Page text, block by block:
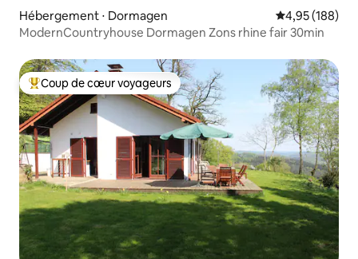
Hébergement ⋅ Dormagen Évaluation
4,95 (188)
ModernCountryhouse Dormagen Zons rhine fair 30min
Coups de cœur voyageurs les plus appréciés
Coup de cœur voyageurs